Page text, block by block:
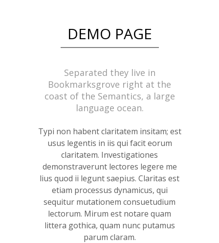
DEMO PAGE
Separated they live in
Bookmarksgrove right at the
coast of the Semantics, a large
language ocean.
Typi non habent claritatem insitam; est
usus legentis in iis qui facit eorum
claritatem. Investigationes
demonstraverunt lectores legere me
lius quod ii legunt saepius. Claritas est
etiam processus dynamicus, qui
sequitur mutationem consuetudium
lectorum. Mirum est notare quam
littera gothica, quam nunc putamus
parum claram.